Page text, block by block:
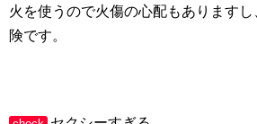
火を使うので火傷の心配もあります
険です。